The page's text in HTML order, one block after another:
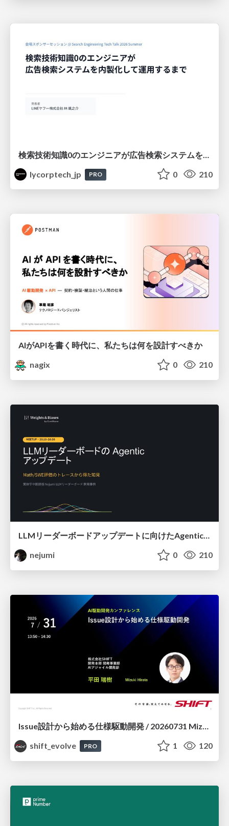
lycorptech_jp
PRO 0 210
AIがAPIを書く時代に、私たちは何を設計すべきか
nagix
0 210
LLMリーダーボードアップデートに向けたAgentic Math_SWEのトレースについて
nejumi
0 210
shift_evolve
PRO 1 120